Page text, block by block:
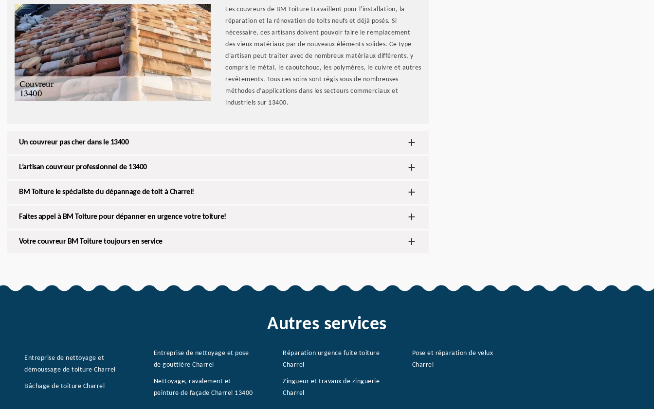
Les couvreurs de BM Toiture travaillent pour l'installation, la
réparation et la rénovation de toits neufs et déjà posés. Si
nécessaire, ces artisans doivent pouvoir faire le remplacement
des vieux matériaux par de nouveaux éléments solides. Ce type
d’artisan peut traiter avec de nombreux matériaux différents, y
compris le métal, le caoutchouc, les polymères, le cuivre et autres
revêtements. Tous ces soins sont régis sous de nombreuses
méthodes d’applications dans les secteurs commerciaux et
industriels sur 13400.
Un couvreur pas cher dans le 13400
L’artisan couvreur professionnel de 13400
BM Toiture le spécialiste du dépannage de toit à Charrel!
Faites appel à BM Toiture pour dépanner en urgence votre toiture!
Votre couvreur BM Toiture toujours en service
Autres services
Entreprise de nettoyage et
démoussage de toiture Charrel
Bâchage de toiture Charrel
Entreprise de nettoyage et pose
de gouttière Charrel
Nettoyage, ravalement et
peinture de façade Charrel 13400
Réparation urgence fuite toiture
Charrel
Zingueur et travaux de zinguerie
Charrel
Pose et réparation de velux
Charrel